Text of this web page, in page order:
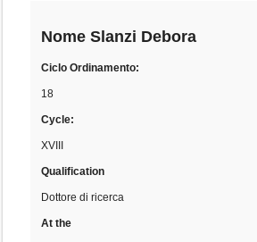
Nome Slanzi Debora
Ciclo Ordinamento:
18
Cycle:
XVIII
Qualification
Dottore di ricerca
At the